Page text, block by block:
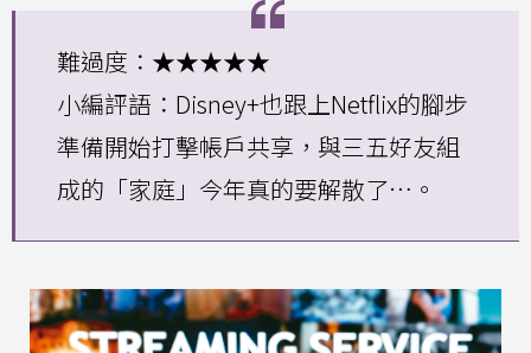
難過度：★★★★★
小編評語：Disney+也跟上Netflix的腳步
準備開始打擊帳戶共享，與三五好友組
成的「家庭」今年真的要解散了…。